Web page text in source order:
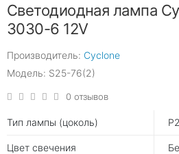
Светодиодная лампа
3030-6 12V
Производитель: Cyclone
Модель: S25-76(2)
0 отзывов
Тип лампы (цоколь)
Цвет свечения